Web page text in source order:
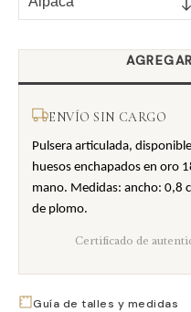
ENVÍO SIN CARGO
Pulsera articulada,
huesos enchapados en oro
mano. Medidas: ancho: 0,8
de plomo.
Certificado de
Guía de talles y medidas